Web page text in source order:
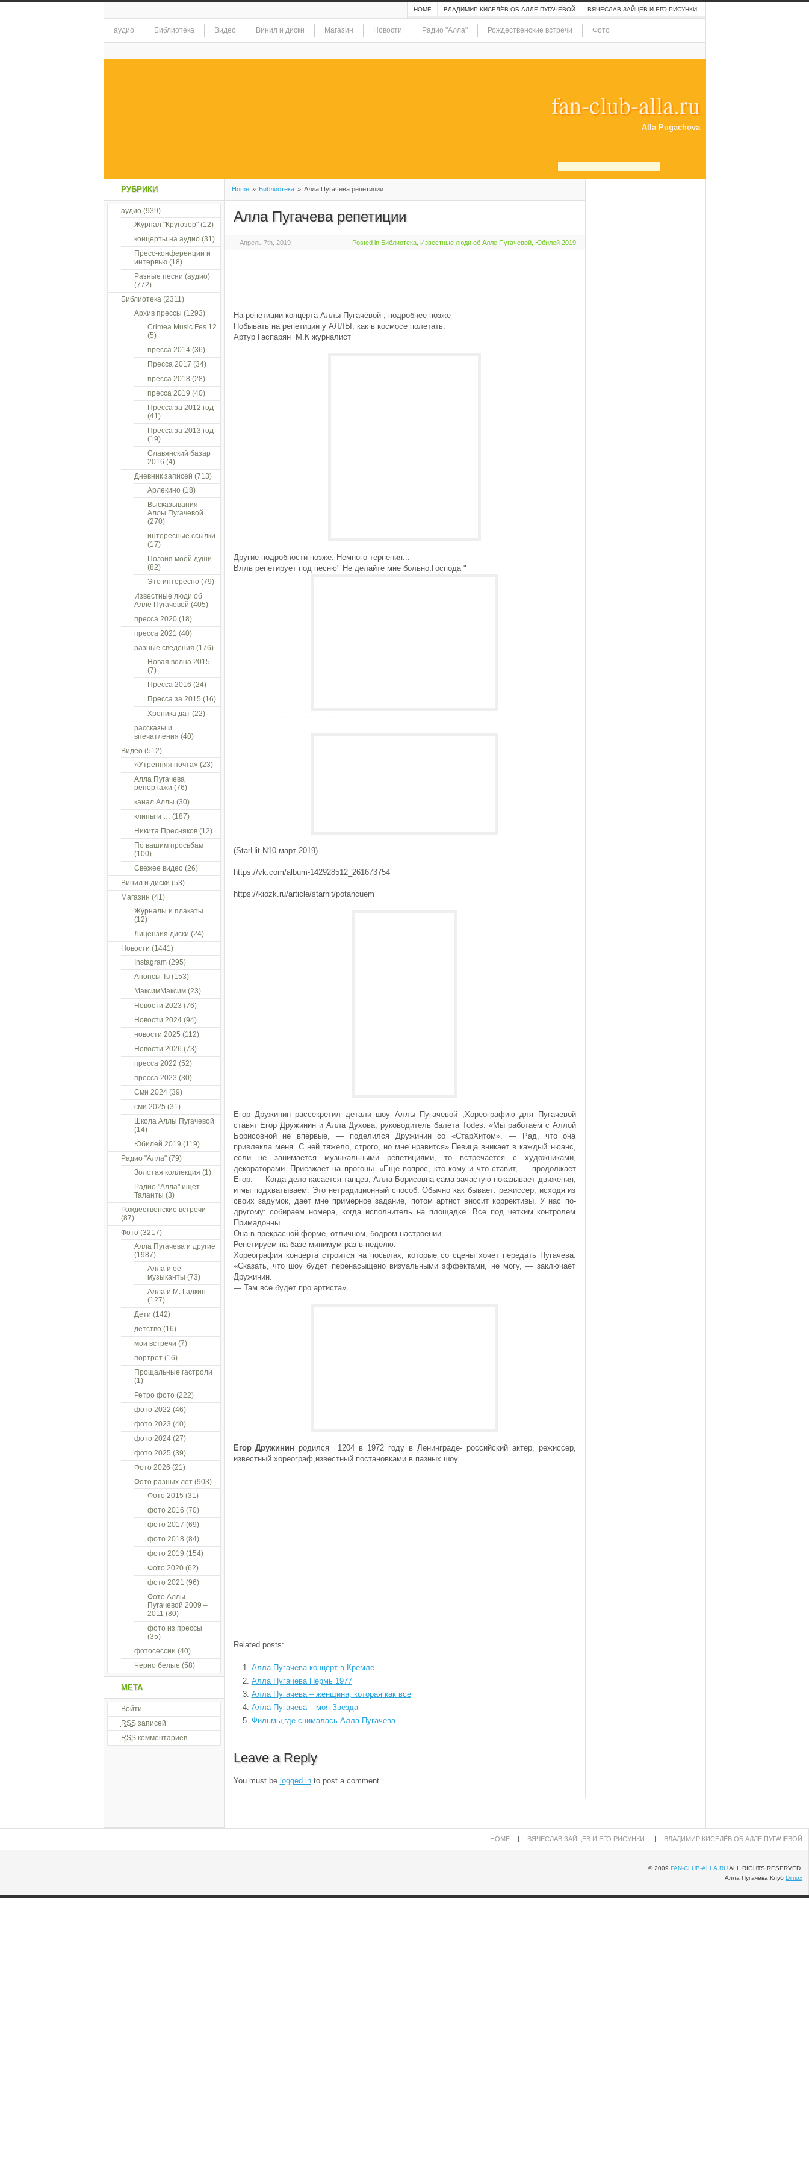
fan-club-alla.ru
Alla Pugachova
HOME ВЛАДИМИР КИСЕЛЁВ ОБ АЛЛЕ ПУГАЧЕВОЙ ВЯЧЕСЛАВ ЗАЙЦЕВ И ЕГО РИСУНКИ.
аудио Библиотека Видео Винил и диски Магазин Новости Радио "Алла" Рождественские встречи Фото
Home » Библиотека » Алла Пугачева репетиции
Алла Пугачева репетиции
Апрель 7th, 2019 Posted in Библиотека, Известные люди об Алле Пугачевой, Юбилей 2019
На репетиции концерта Аллы Пугачёвой , подробнее позже
Побывать на репетиции у АЛЛЫ, как в космосе полетать.
Артур Гаспарян М.К журналист
Другие подробности позже. Немного терпения...
Вллв репетирует под песню" Не делайте мне больно,Господа "
----------------------------------------------------------------
(StarHit N10 март 2019)
https://vk.com/album-142928512_261673754
https://kiozk.ru/article/starhit/potancuem
Егор Дружинин рассекретил детали шоу Аллы Пугачевой ,Хореографию для Пугачевой
ставят Егор Дружинин и Алла Духова, руководитель балета Todes. «Мы работаем с Аллой
Борисовной не впервые, — поделился Дружинин со «СтарХитом». — Рад, что она
привлекла меня. С ней тяжело, строго, но мне нравится».Певица вникает в каждый нюанс,
если не занимается музыкальными репетициями, то встречается с художниками,
декораторами. Приезжает на прогоны. «Еще вопрос, кто кому и что ставит, — продолжает
Егор. — Когда дело касается танцев, Алла Борисовна сама зачастую показывает движения,
и мы подхватываем. Это нетрадиционный способ. Обычно как бывает: режиссер, исходя из
своих задумок, дает мне примерное задание, потом артист вносит коррективы. У нас по-
другому: собираем номера, когда исполнитель на площадке. Все под четким контролем
Примадонны.
Она в прекрасной форме, отличном, бодром настроении.
Репетируем на базе минимум раз в неделю.
Хореография концерта строится на посылах, которые со сцены хочет передать Пугачева.
«Сказать, что шоу будет перенасыщено визуальными эффектами, не могу, — заключает
Дружинин.
— Там все будет про артиста».
Егор Дружинин родился 1204 в 1972 году в Ленинграде- российский актер, режиссер,
известный хореограф,известный постановками в пазных шоу
Related posts:
Алла Пугачева концерт в Кремле
Алла Пугачева Пермь 1977
Алла Пугачева – женщина, которая как все
Алла Пугачева – моя Звезда
Фильмы,где снималась Алла Пугачева
Leave a Reply
You must be logged into post a comment.
РУБРИКИ
аудио (939)
Журнал "Кругозор"(12)
концерты на аудио (31)
Пресс-конференции и
интервью(18)
Разные песни (аудио)
(772)
Библиотека(2311)
Архив прессы (1293)
Crimea Music Fes 12
(5)
пресса 2014(36)
Пресса 2017 (34)
пресса 2018 (28)
пресса 2019 (40)
Пресса за 2012 год
(41)
Пресса за 2013 год
(19)
Славянский базар
2016 (4)
Дневник записей (713)
Арлекино (18)
Высказывания
Аллы Пугачевой
(270)
интересные ссылки
(17)
Поэзия моей души
(82)
Это интересно (79)
Известные люди об
Алле Пугачевой (405)
пресса 2020(18)
пресса 2021 (40)
разные сведения (176)
Новая волна 2015
(7)
Пресса 2016 (24)
Пресса за 2015 (16)
Хроника дат(22)
рассказы и
впечатления (40)
Видео (512)
»Утренняя почта» (23)
Алла Пугачева
репортажи (76)
канал Аллы (30)
клипы и … (187)
Никита Пресняков(12)
По вашим просьбам
(100)
Свежее видео (26)
Винил и диски (53)
Магазин (41)
Журналы и плакаты
(12)
Лицензия диски (24)
Новости (1441)
Instagram(295)
Анонсы Тв(153)
МаксимМаксим(23)
Новости 2023 (76)
Новости 2024(94)
новости 2025 (112)
Новости 2026 (73)
пресса 2022 (52)
пресса 2023 (30)
Сми 2024(39)
сми 2025 (31)
Школа Аллы Пугачевой
(14)
Юбилей 2019 (119)
Радио "Алла"(79)
Золотая коллекция (1)
Радио "Алла" ищет
Таланты (3)
Рождественские встречи
(87)
Фото (3217)
Алла Пугачева и другие
(1987)
Алла и ее
музыканты (73)
Алла и М. Галкин
(127)
Дети (142)
детство (16)
мои встречи (7)
портрет(16)
Прощальные гастроли
(1)
Ретро фото (222)
фото 2022 (46)
фото 2023 (40)
фото 2024(27)
фото 2025 (39)
Фото 2026 (21)
Фото разных лет(903)
Фото 2015 (31)
фото 2016 (70)
фото 2017 (69)
фото 2018 (84)
фото 2019 (154)
Фото 2020(62)
фото 2021 (96)
Фото Аллы
Пугачевой 2009 –
2011 (80)
фото из прессы
(35)
фотосессии (40)
Черно белые (58)
МЕТА
Войти
RSSзаписей
RSSкомментариев
HOME | ВЯЧЕСЛАВ ЗАЙЦЕВ И ЕГО РИСУНКИ. | ВЛАДИМИР КИСЕЛЁВ ОБ АЛЛЕ ПУГАЧЕВОЙ
© 2009 FAN-CLUB-ALLA.RUALL RIGHTS RESERVED.
Алла Пугачева Клуб Dimox